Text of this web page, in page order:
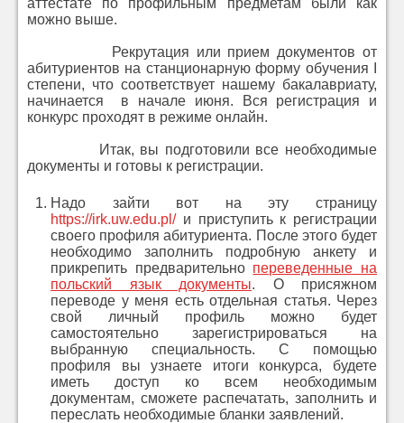
аттестате по профильным предметам были как
можно выше.
Рекрутация или прием документов от
абитуриентов на станционарную форму обучения I
степени, что соответствует нашему бакалавриату,
начинается в начале июня. Вся регистрация и
конкурс проходят в режиме онлайн.
Итак, вы подготовили все необходимые
документы и готовы к регистрации.
Надо зайти вот на эту страницу
https://irk.uw.edu.pl/и приступить к регистрации
своего профиля абитуриента. После этого будет
необходимо заполнить подробную анкету и
прикрепить предварительно переведенные на
польский язык документы. О присяжном
переводе у меня есть отдельная статья. Через
свой личный профиль можно будет
самостоятельно зарегистрироваться на
выбранную специальность. С помощью
профиля вы узнаете итоги конкурса, будете
иметь доступ ко всем необходимым
документам, сможете распечатать, заполнить и
переслать необходимые бланки заявлений.